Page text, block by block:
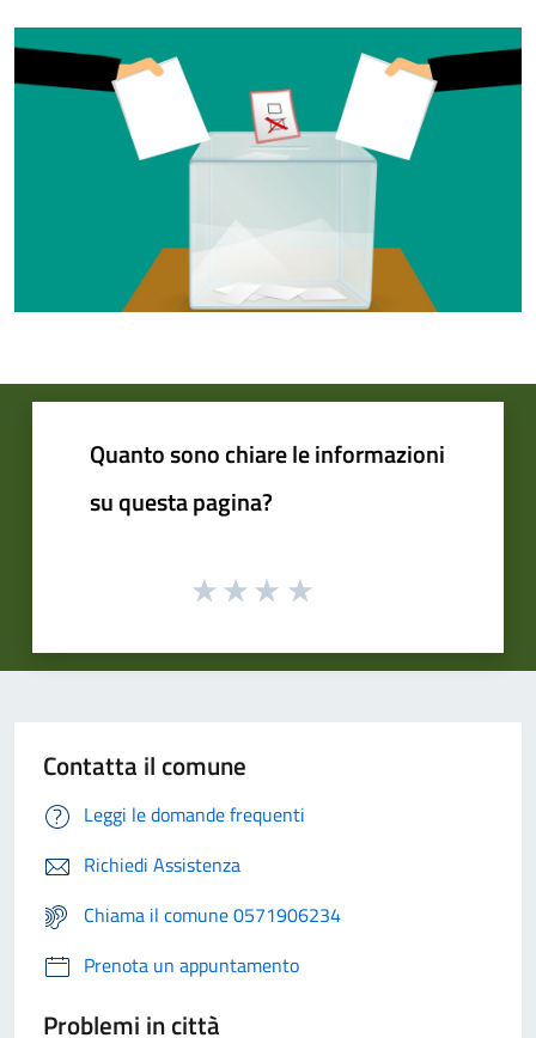
Quanto sono chiare le informazioni
su questa pagina?
Contatta il comune
Leggi le domande frequenti
Richiedi Assistenza
Chiama il comune 0571906234
Prenota un appuntamento
Problemi in città